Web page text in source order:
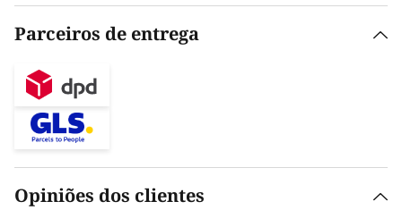
Parceiros de entrega
Opiniões dos clientes